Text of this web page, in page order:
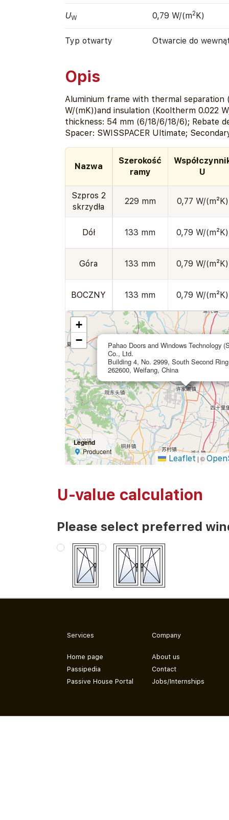
UW 0,79 W/(m2K)
Typ otwarty Otwarcie do
Opis
Aluminium frame with thermal separation
W/(mK))and insulation (Kooltherm 0.022
thickness: 54 mm (6/18/6/18/6); Rebate
Spacer: SWISSPACER Ultimate;
Nazwa
Szerokość
ramy
U
Szpros 2
skrzydła
229 mm 0,77 W/(m²K)
Dół 133 mm 0,79 W/(m²K)
Góra 133 mm 0,79 W/(m²K)
BOCZNY 133 mm 0,79 W/(m²K)
Pahao Doors and Windows Technology
Co., Ltd.
Building 4, No. 2999, South Second
262600, Weifang, China
+
−
Legend
Producent
Leaflet | ©
U-value calculation
Please select preferred
Services
Home page
Passipedia
Passive House Portal
Company
About us
Contact
Jobs/Internships